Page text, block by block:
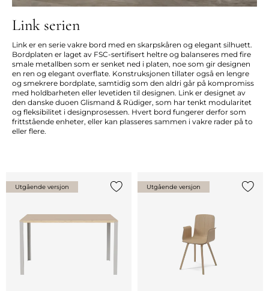
Link serien
Link er en serie vakre bord med en skarpskåren og elegant silhuett.
Bordplaten er laget av FSC-sertifisert heltre og balanseres med fire
smale metallben som er senket ned i platen, noe som gir designen
en ren og elegant overflate. Konstruksjonen tillater også en lengre
og smekrere bordplate, samtidig som den aldri går på kompromiss
med holdbarheten eller levetiden til designen. Link er designet av
den danske duoen Glismand & Rüdiger, som har tenkt modularitet
og fleksibilitet i designprosessen. Hvert bord fungerer derfor som
frittstående enheter, eller kan plasseres sammen i vakre rader på to
eller flere.
Utgående versjon Utgående versjon